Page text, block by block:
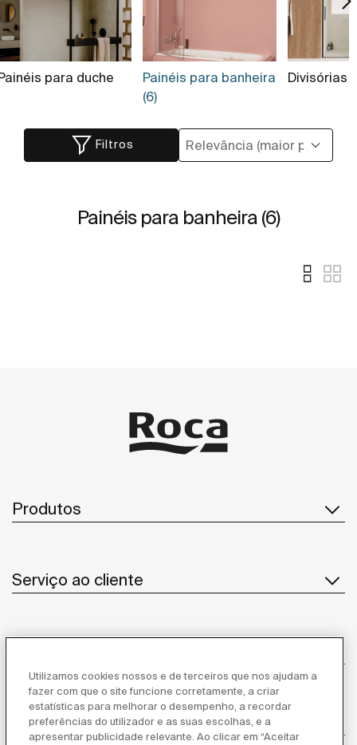
para duche
Painéis para banheira
(6)
Divisórias
Filtros
Painéis para banheira (6)
Produtos
Serviço ao cliente
Inspiração
Utilizamos cookies nossos e de terceiros que nos ajudam a
fazer com que o site funcione corretamente, a criar
estatísticas para melhorar o desempenho, a recordar
preferências do utilizador e as suas escolhas, e a
apresentar publicidade relevante. Ao clicar em “Aceitar